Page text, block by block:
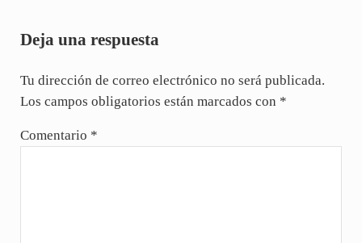
Deja una respuesta
Tu dirección de correo electrónico no será publicada.
Los campos obligatorios están marcados con *
Comentario *